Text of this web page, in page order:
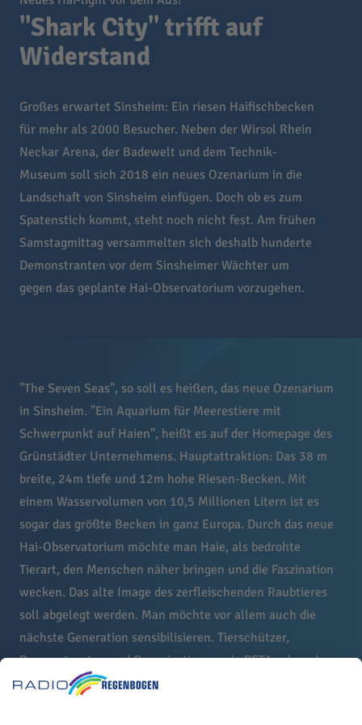
"Shark City" trifft auf
Widerstand
Großes erwartet Sinsheim: Ein riesen Haifischbecken
für mehr als 2000 Besucher. Neben der Wirsol Rhein
Neckar Arena, der Badewelt und dem Technik-
Museum soll sich 2018 ein neues Ozenarium in die
Landschaft von Sinsheim einfügen. Doch ob es zum
Spatenstich kommt, steht noch nicht fest. Am frühen
Samstagmittag versammelten sich deshalb hunderte
Demonstranten vor dem Sinsheimer Wächter um
gegen das geplante Hai-Observatorium vorzugehen.
"The Seven Seas", so soll es heißen, das neue Ozenarium
in Sinsheim. "Ein Aquarium für Meerestiere mit
Schwerpunkt auf Haien", heißt es auf der Homepage des
Grünstädter Unternehmens. Hauptattraktion: Das 38 m
breite, 24m tiefe und 12m hohe Riesen-Becken. Mit
einem Wasservolumen von 10,5 Millionen Litern ist es
sogar das größte Becken in ganz Europa. Durch das neue
Hai-Observatorium möchte man Haie, als bedrohte
Tierart, den Menschen näher bringen und die Faszination
wecken. Das alte Image des zerfleischenden Raubtieres
soll abgelegt werden. Man möchte vor allem auch die
nächste Generation sensibilisieren. Tierschützer,
Demonstranten und Organisationen wie PETA sehen das
Vorhaben allerdings kritisch.